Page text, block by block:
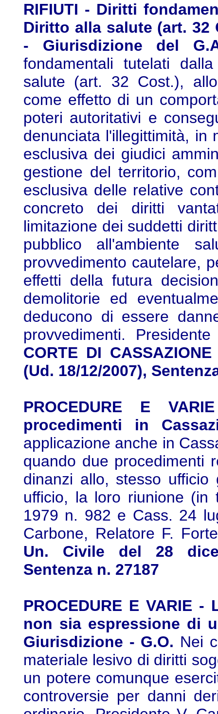
RIFIUTI - Diritti
Diritto alla salute (art. 32
- Giurisdizione del
fondamentali tutelati
salute (art. 32 Cost.),
come effetto di un
poteri autoritativi e
denunciata l'illegittimità, in
esclusiva dei giudici
gestione del territorio,
esclusiva delle relative
concreto dei diritti
limitazione dei suddetti
pubblico all'ambiente
provvedimento cautelare,
effetti della futura
demolitorie ed
deducono di essere
provvedimenti.
CORTE DI
(Ud. 18/12/2007),
PROCEDURE E
procedimenti in
applicazione anche in
quando due procedimenti
dinanzi allo, stesso
ufficio, la loro riunione (in
1979 n. 982 e Cass. 24
Carbone, Relatore F.
Un. Civile del 28
Sentenza n. 27187
PROCEDURE E VARIE
non sia espressione di
Giurisdizione - G.O. Nei
materiale lesivo di diritti
un potere comunque
controversie per danni